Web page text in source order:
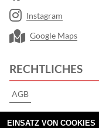
Instagram
Google Maps
RECHTLICHES
AGB
EINSATZ VON COOKIES